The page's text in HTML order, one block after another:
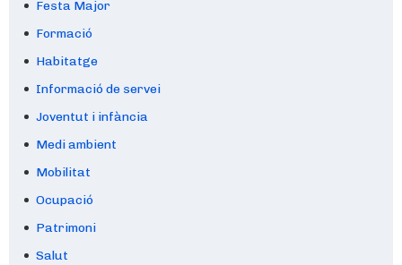
Festa Major
Formació
Habitatge
Informació de servei
Joventut i infància
Medi ambient
Mobilitat
Ocupació
Patrimoni
Salut